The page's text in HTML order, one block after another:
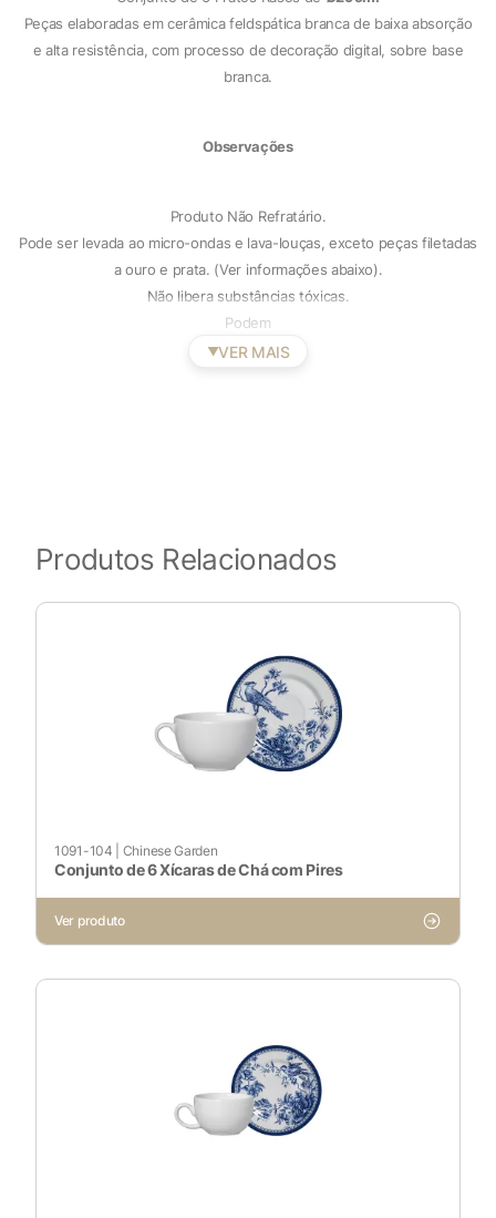
Peças elaboradas em cerâmica feldspática branca de baixa absorção
e alta resistência, com processo de decoração digital, sobre base
branca.
Observações
Produto Não Refratário.
Pode ser levada ao micro-ondas e lava-louças, exceto peças filetadas
a ouro e prata. (Ver informações abaixo).
Não libera substâncias tóxicas.
Podem
▼VER MAIS
Produtos Relacionados
1091-104 Chinese Garden
Conjunto de 6 Xícaras de Chá com Pires
Ver produto